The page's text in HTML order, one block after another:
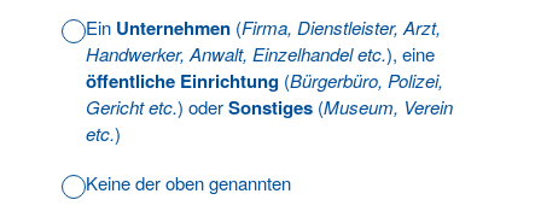
Ein Unternehmen (Firma, Dienstleister, Arzt,
Handwerker, Anwalt, Einzelhandel etc.), eine
öffentliche Einrichtung (Bürgerbüro, Polizei,
Gericht etc.) oderSonstiges (Museum, Verein
etc.)
Keine der oben genannten